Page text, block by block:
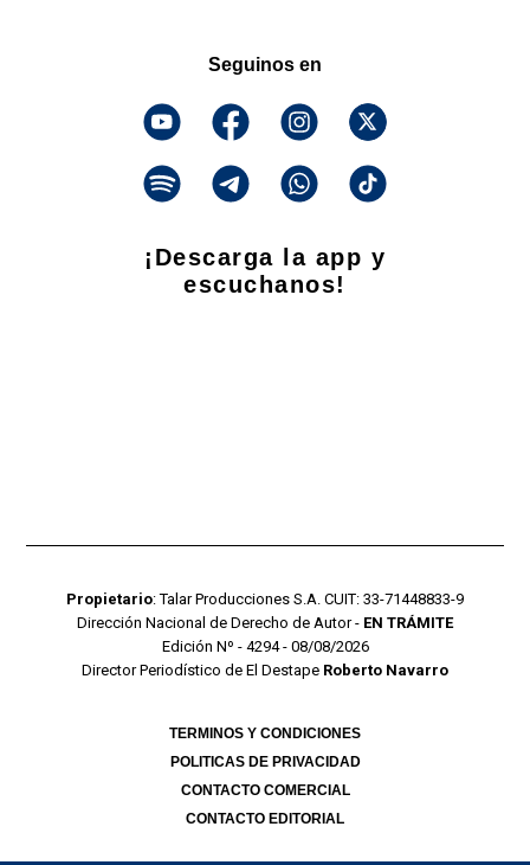
Seguinos en
¡Descarga la app y
escuchanos!
Propietario: Talar Producciones S.A. CUIT: 33-71448833-9
Dirección Nacional de Derecho de Autor - EN TRÁMITE
Edición Nº - 4294 - 08/08/2026
Director Periodístico de El Destape Roberto Navarro
TERMINOS Y CONDICIONES
POLITICAS DE PRIVACIDAD
CONTACTO COMERCIAL
CONTACTO EDITORIAL